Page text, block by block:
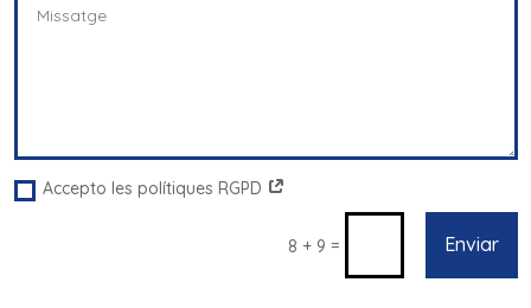
Accepto les polítiques RGPD
8 + 9 = Enviar